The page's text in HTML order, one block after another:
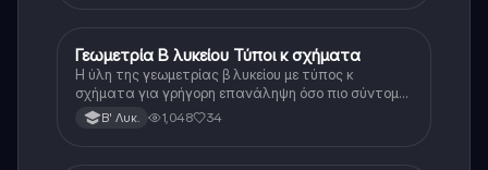
Μαθηματικά
Γεωμετρία Β λυκείου Τύποι κ σχήματα
Η ύλη της γεωμετρίας β λυκείου με τύπος κ
σχήματα για γρήγορη επανάληψη όσο πιο σύντομα
γίνεταιΒ' Λυκ. 1,048 34